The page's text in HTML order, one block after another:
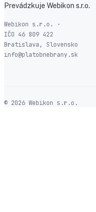
Prevádzkuje Webikon s.r.o.
Webikon s.r.o. ·
IČO 46 809 422
Bratislava, Slovensko
info@platobnebrany.sk
© 2026 Webikon s.r.o.